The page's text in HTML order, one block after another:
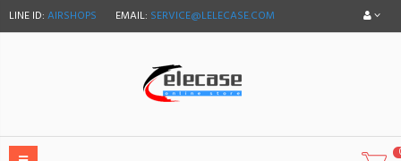
LINE ID: AIRSHOPS EMAIL: SERVICE@LELECASE.COM